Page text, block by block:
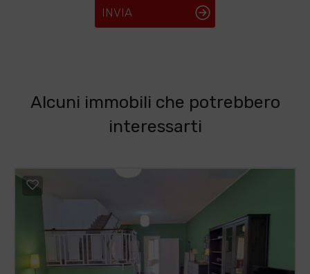
INVIA
Alcuni immobili che potrebbero
interessarti